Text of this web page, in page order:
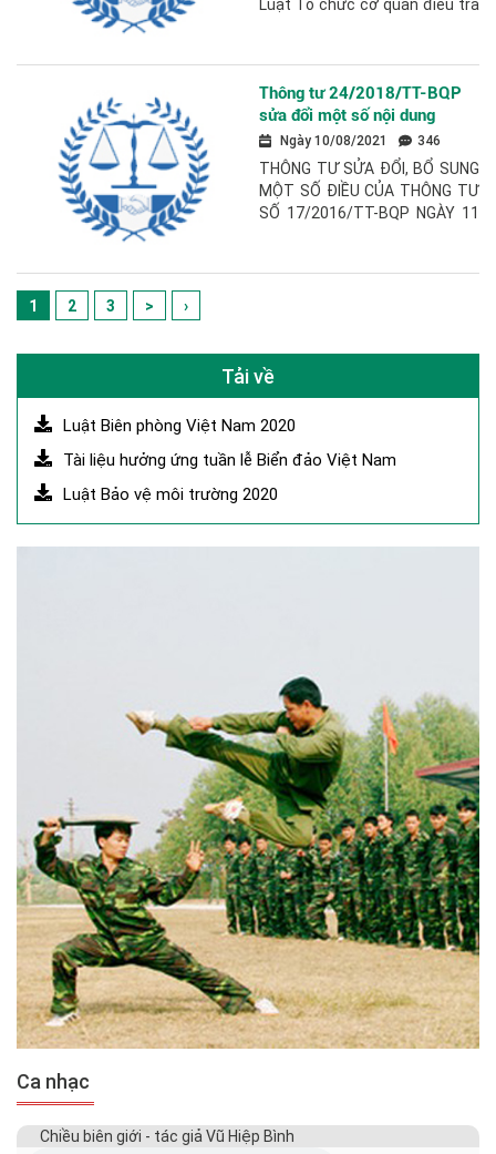
Luật Tổ chức cơ quan điều tra
Thông tư 24/2018/TT-BQP
sửa đổi một số nội dung
tuyển sinh vào các trường
trong quân đội năm 2018
Ngày 10/08/2021 346
THÔNG TƯ SỬA ĐỔI, BỔ SUNG
MỘT SỐ ĐIỀU CỦA THÔNG TƯ
SỐ 17/2016/TT-BQP NGÀY 11
QUY ĐỊNH CHI TIẾT VÀ...
1
2 3 > ›
Tải về
Luật Biên phòng Việt Nam 2020
Tài liệu hưởng ứng tuần lễ Biển đảo Việt Nam
Luật Bảo vệ môi trường 2020
Ca nhạc
Chiều biên giới - tác giả Vũ Hiệp Bình